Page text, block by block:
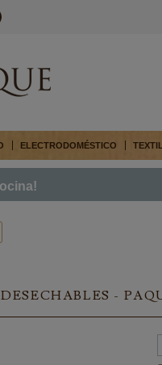
ELECTRODOMÉSTICO TEXTIL
-